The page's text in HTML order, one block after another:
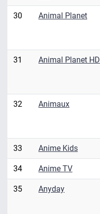
30 Animal Planet
31 Animal Planet HD
32 Animaux
33 Anime Kids
34 Anime TV
35 Anyday